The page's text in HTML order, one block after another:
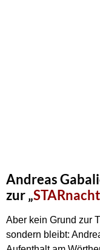
Andreas
zur „STARnacht
Aber kein Grund zur
sondern bleibt: